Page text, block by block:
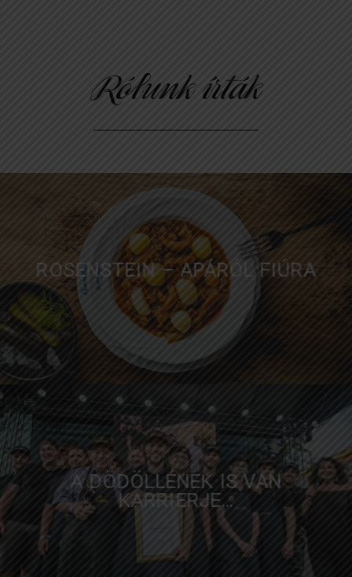
Rólunk írták
ROSENSTEIN – APÁRÓL FIÚRA
FOOD POLICE
A DÖDÖLLÉNEK IS VAN
KARRIERJE…